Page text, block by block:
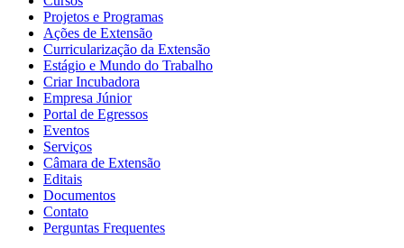
Projetos e Programas
Ações de Extensão
Curricularização da Extensão
Estágio e Mundo do Trabalho
Criar Incubadora
Empresa Júnior
Portal de Egressos
Eventos
Serviços
Câmara de Extensão
Editais
Documentos
Contato
Perguntas Frequentes